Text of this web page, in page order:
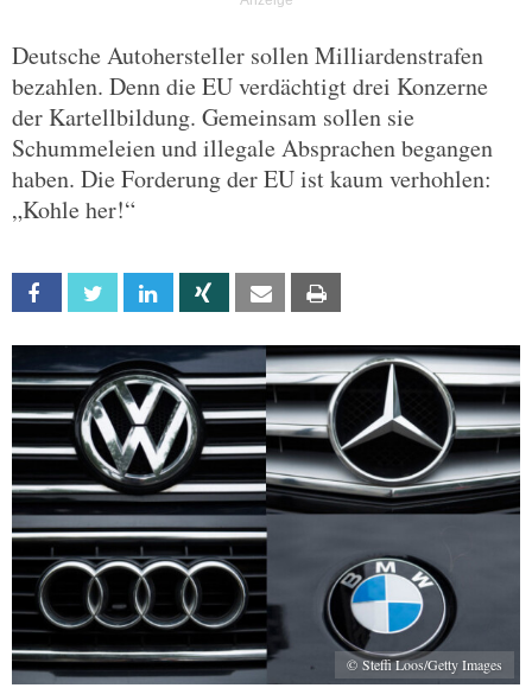
Deutsche Autohersteller sollen Milliardenstrafen
bezahlen. Denn die EU verdächtigt drei Konzerne
der Kartellbildung. Gemeinsam sollen sie
Schummeleien und illegale Absprachen begangen
haben. Die Forderung der EU ist kaum verhohlen:
„Kohle her!“
Facebook Twitter Linkedin Xing Email
© Steffi Loos/Getty Images